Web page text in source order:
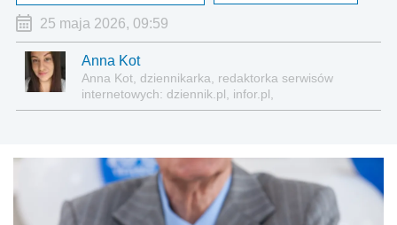
25 maja 2026, 09:59
Anna Kot
Anna Kot, dziennikarka, redaktorka serwisów
internetowych: dziennik.pl, infor.pl,
gazetaprawna.pl, forsal.pl